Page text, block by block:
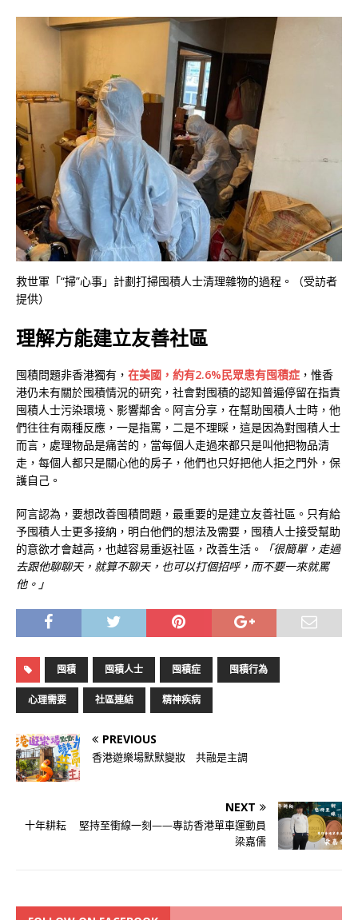
救世軍「“掃”心事」計劃打掃囤積人士清理雜物的過程。（受訪者
提供）
理解方能建立友善社區
囤積問題非香港獨有， 在美國，約有2.6%民眾患有囤積症 ，惟香
港仍未有關於囤積情況的研究，社會對囤積的認知普遍停留在指責
囤積人士污染環境、影響鄰舍。阿言分享，在幫助囤積人士時，他
們往往有兩種反應，一是指罵，二是不理睬，這是因為對囤積人士
而言，處理物品是痛苦的，當每個人走過來都只是叫他把物品清
走，每個人都只是關心他的房子，他們也只好把他人拒之門外，保
護自己。
阿言認為，要想改善囤積問題，最重要的是建立友善社區。只有給
予囤積人士更多接納，明白他們的想法及需要，囤積人士接受幫助
的意欲才會越高，也越容易重返社區，改善生活。
「很簡單，走過
去跟他聊聊天，就算不聊天，也可以打個招呼，而不要一來就罵
他。」
囤積 囤積人士 囤積症 囤積行為
心理需要 社區連結 精神疾病
PREVIOUS
香港遊樂場默默變妝 共融是主調
NEXT
十年耕耘 堅持至衝線一刻——專訪香港單車運動員
梁嘉儒